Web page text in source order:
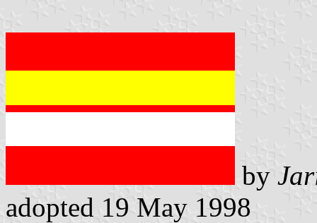
by
adopted 19 May 1998